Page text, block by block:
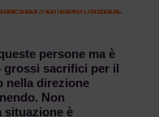
persone ma è
grossi sacrifici per il
nella direzione
Non
situazione è